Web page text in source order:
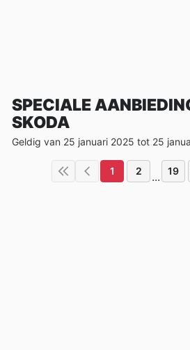
SPECIALE
SKODA
Geldig van 25 januari 2025 tot 25
1 2 ... 19